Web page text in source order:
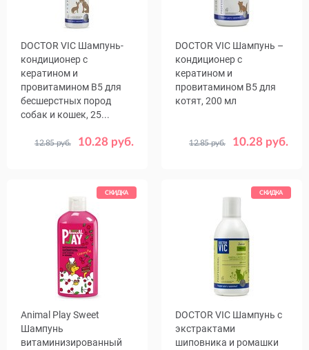
DOCTOR VIC Шампунь-
кондиционер с
кератином и
провитамином В5 для
бесшерстных пород
собак и кошек, 25...
10.28 руб.
12.85 руб.
DOCTOR VIC Шампунь –
кондиционер с
кератином и
провитамином B5 для
котят, 200 мл
10.28 руб.
12.85 руб.
СКИДКА
Animal Play Sweet
Шампунь
витаминизированный
СКИДКА
DOCTOR VIC Шампунь с
экстрактами
шиповника и ромашки